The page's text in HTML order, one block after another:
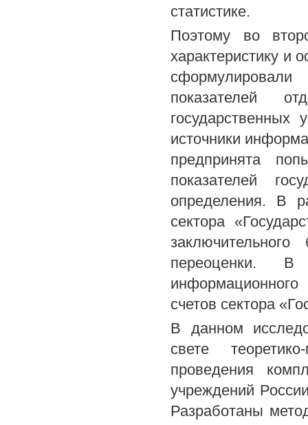
статистике.
Поэтому во
характеристику и
показателей
источники
предпринята
показателей
определения. В
сектора
переоценки.
информационного
счетов сектора
В данном
свете
проведения
учреждений
Разработаны